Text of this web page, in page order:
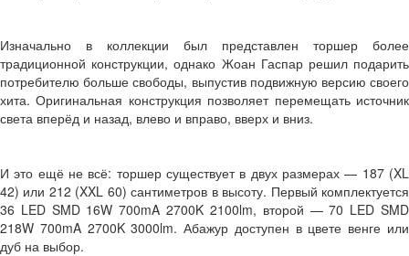
Изначально в коллекции был представлен торшер более
традиционной конструкции, однако Жоан Гаспар решил подарить
потребителю больше свободы, выпустив подвижную версию своего
хита. Оригинальная конструкция позволяет перемещать источник
света вперёд и назад, влево и вправо, вверх и вниз.
И это ещё не всё: торшер существует в двух размерах — 187 (XL
42) или 212 (XXL 60) сантиметров в высоту. Первый комплектуется
36 LED SMD 16W 700mA 2700K 2100lm, второй — 70 LED SMD
218W 700mA 2700K 3000lm. Абажур доступен в цвете венге или
дуб на выбор.